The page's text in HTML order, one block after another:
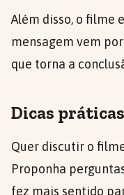
Além disso, o filme
mensagem vem
que torna a
Dicas
Quer discutir o
Proponha
fez mais sentido